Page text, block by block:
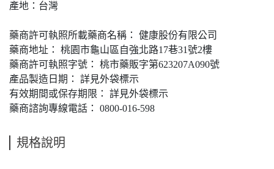
產地：台灣
藥商許可執照所載藥商名稱： 健康股份有限公司
藥商地址： 桃園市龜山區自強北路17巷31號2樓
藥商許可執照字號： 桃市藥販字第623207A090號
產品製造日期： 詳見外袋標示
有效期間或保存期限： 詳見外袋標示
藥商諮詢專線電話： 0800-016-598
規格說明